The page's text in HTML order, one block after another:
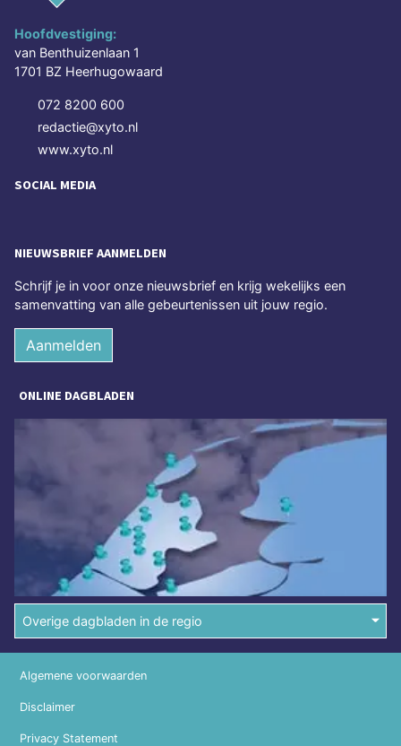
Hoofdvestiging:
van Benthuizenlaan 1
1701 BZ Heerhugowaard
072 8200 600
redactie@xyto.nl
www.xyto.nl
SOCIAL MEDIA
NIEUWSBRIEF AANMELDEN
Schrijf je in voor onze nieuwsbrief en krijg wekelijks een
samenvatting van alle gebeurtenissen uit jouw regio.
Aanmelden
ONLINE DAGBLADEN
Overige dagbladen in de regio
Algemene voorwaarden
Disclaimer
Privacy Statement